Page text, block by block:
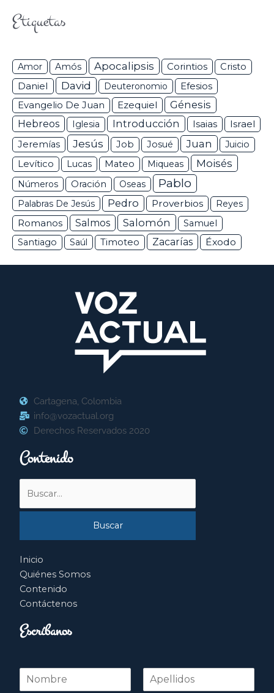
Etiquetas
Amor Amós Apocalipsis Corintios Cristo
Daniel David Deuteronomio Efesios
Evangelio De Juan Ezequiel
Génesis
Hebreos
Iglesia Introducción Isaias Israel
Jeremías Jesús Job Josué Juan
Juicio
Levítico
Lucas Mateo Miqueas Moisés
Números Oración Oseas Pablo
Palabras De Jesús Pedro Proverbios Reyes
Romanos Salmos Salomón
Samuel
Santiago
Saúl Timoteo Zacarías Éxodo
Cartagena, Colombia
info@vozactual.org
Derechos Reservados 2020
Contenido
por:
Inicio
Quiénes Somos
Contenido
Contáctenos
Escríbanos
N